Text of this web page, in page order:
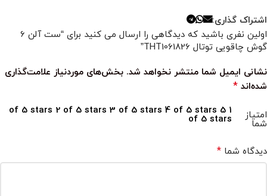
اشتراک گذاری:
اولین نفری باشید که دیدگاهی را ارسال می کنید برای “ست آلن 6
گوش چاقویی توتال THT1061826”
نشانی ایمیل شما منتشر نخواهد شد. بخش‌های موردنیاز علامت‌گذاری
شده‌اند *
امتیاز
شما
1 of 5 stars
2 of 5 stars 3 of 5 stars 4 of 5 stars 5
of 5 stars
دیدگاه شما *